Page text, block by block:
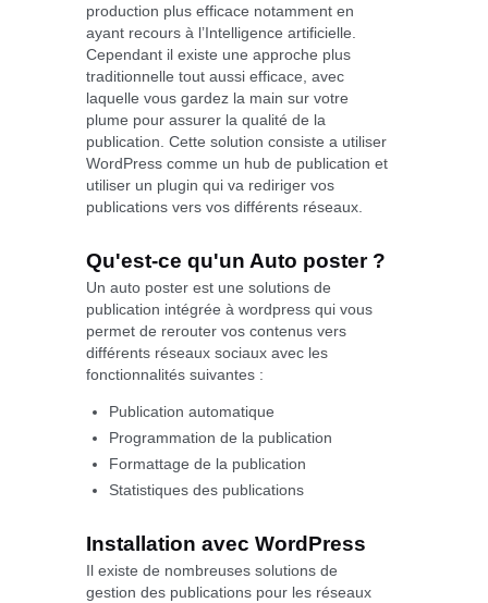
production plus efficace notamment en
ayant recours à l’Intelligence artificielle.
Cependant il existe une approche plus
traditionnelle tout aussi efficace, avec
laquelle vous gardez la main sur votre
plume pour assurer la qualité de la
publication. Cette solution consiste a utiliser
WordPress comme un hub de publication et
utiliser un plugin qui va rediriger vos
publications vers vos différents réseaux.
Qu'est-ce qu'un Auto poster ?
Un auto poster est une solutions de
publication intégrée à wordpress qui vous
permet de rerouter vos contenus vers
différents réseaux sociaux avec les
fonctionnalités suivantes :
Publication automatique
Programmation de la publication
Formattage de la publication
Statistiques des publications
Installation avec WordPress
Il existe de nombreuses solutions de
gestion des publications pour les réseaux